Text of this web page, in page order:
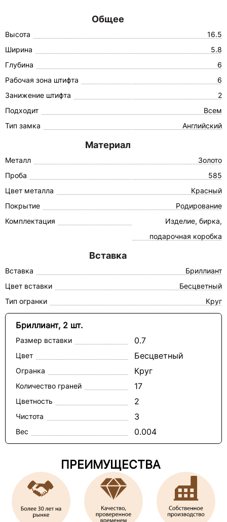
Общее
Высота
16.5
Ширина
5.8
Глубина
6
Рабочая зона штифта
6
Занижение штифта
2
Подходит
Всем
Тип замка
Английский
Материал
Металл
Золото
Проба
585
Цвет металла
Красный
Покрытие
Родирование
Комплектация
Изделие, бирка,
подарочная коробка
Вставка
Вставка
Бриллиант
Цвет вставки
Бесцветный
Тип огранки
Круг
Бриллиант, 2 шт.
Размер вставки 0.7
Цвет Бесцветный
Огранка Круг
Количество граней 17
Цветность 2
Чистота 3
Вес 0.004
ПРЕИМУЩЕСТВА